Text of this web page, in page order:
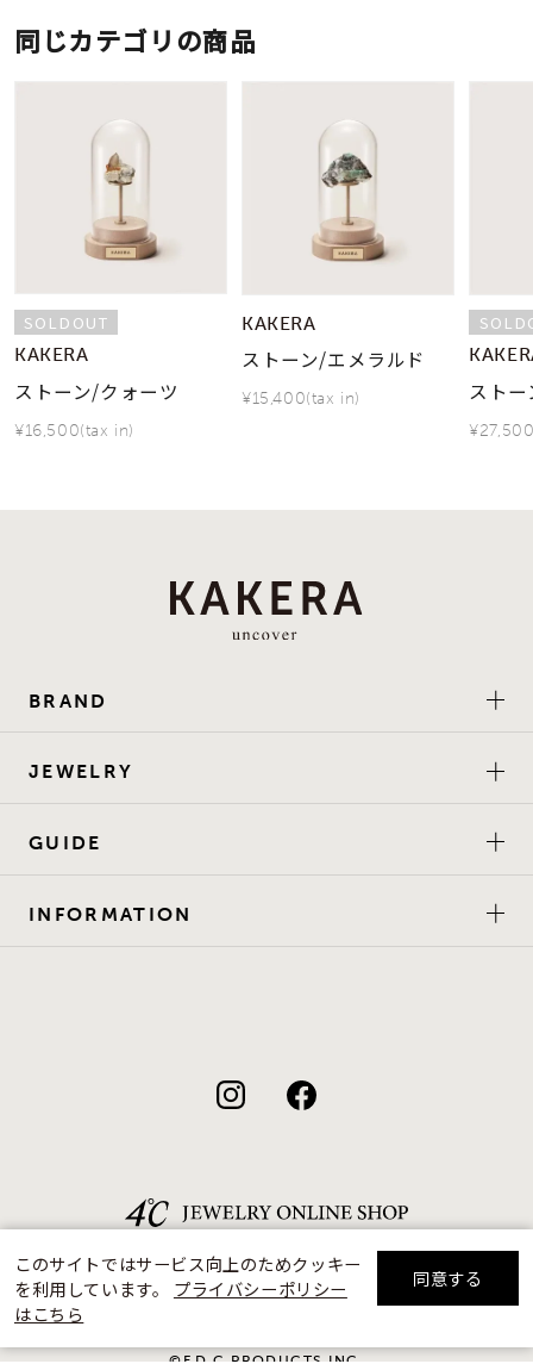
絞り込んで検索する
同じカテゴリの商品
SOLDOUT
KAKERA
ストーン/クォーツ
¥16,500(tax in)
KAKERA
ストーン/エメラルド
¥15,400(tax in) スト
BRAND
JEWELRY
GUIDE
INFORMATION
©F.D.C.PRODUCTS INC.
このサイトではサービス向上のためクッキー
を利用しています。 プライバシーポリシー
はこちら
同意する